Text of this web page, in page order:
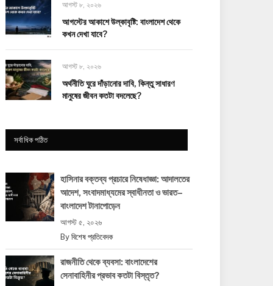
আগস্ট ৮, ২০২৬
আগস্টের আকাশে উল্কাবৃষ্টি: বাংলাদেশ থেকে
কখন দেখা যাবে?
আগস্ট ৮, ২০২৬
অর্থনীতি ঘুরে দাঁড়ানোর দাবি, কিন্তু সাধারণ
মানুষের জীবন কতটা বদলেছে?
সর্বাধিক পঠিত
হাসিনার বক্তব্য প্রচারে নিষেধাজ্ঞা: আদালতের
আদেশ, সংবাদমাধ্যমের স্বাধীনতা ও ভারত–
বাংলাদেশ টানাপোড়েন
আগস্ট ৫, ২০২৬
By বিশেষ প্রতিবেদক
রাজনীতি থেকে ব্যবসা: বাংলাদেশের
সেনাবাহিনীর প্রভাব কতটা বিস্তৃত?